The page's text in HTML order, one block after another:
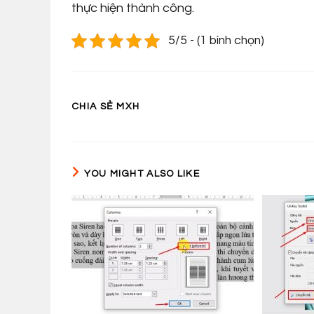
thực hiện thành công.
5/5 - (1 bình chọn)
CHIA SẺ MXH
YOU MIGHT ALSO LIKE